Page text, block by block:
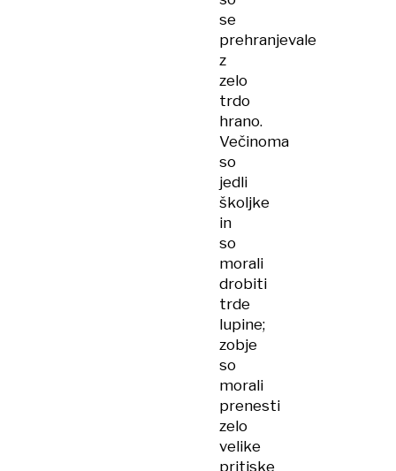
se
prehranjevale
z
zelo
trdo
hrano.
Večinoma
so
jedli
školjke
in
so
morali
drobiti
trde
lupine;
zobje
so
morali
prenesti
zelo
velike
pritiske